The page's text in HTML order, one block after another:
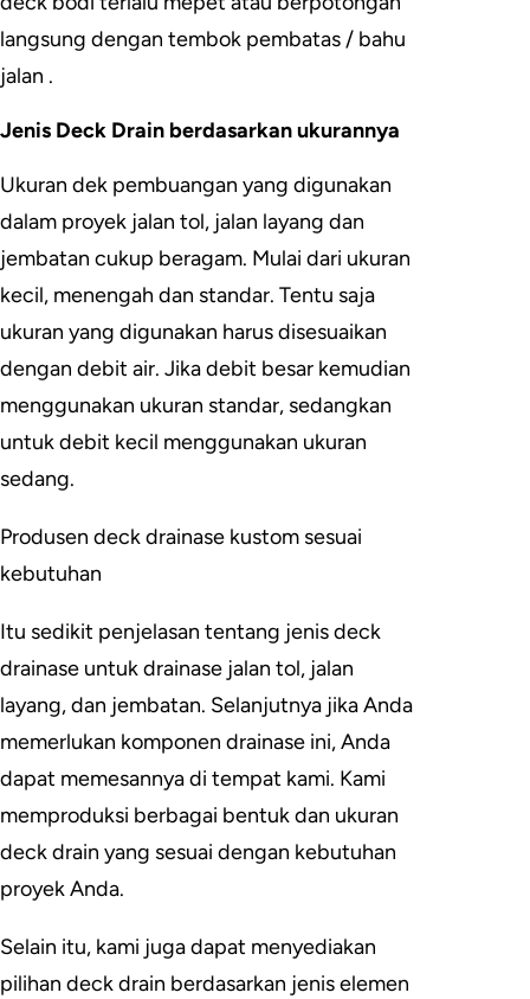
langsung dengan tembok pembatas / bahu
jalan .
Jenis Deck Drain berdasarkan ukurannya
Ukuran dek pembuangan yang digunakan
dalam proyek jalan tol, jalan layang dan
jembatan cukup beragam. Mulai dari ukuran
kecil, menengah dan standar. Tentu saja
ukuran yang digunakan harus disesuaikan
dengan debit air. Jika debit besar kemudian
menggunakan ukuran standar, sedangkan
untuk debit kecil menggunakan ukuran
sedang.
Produsen deck drainase kustom sesuai
kebutuhan
Itu sedikit penjelasan tentang jenis deck
drainase untuk drainase jalan tol, jalan
layang, dan jembatan. Selanjutnya jika Anda
memerlukan komponen drainase ini, Anda
dapat memesannya di tempat kami. Kami
memproduksi berbagai bentuk dan ukuran
deck drain yang sesuai dengan kebutuhan
proyek Anda.
Selain itu, kami juga dapat menyediakan
pilihan deck drain berdasarkan jenis elemen